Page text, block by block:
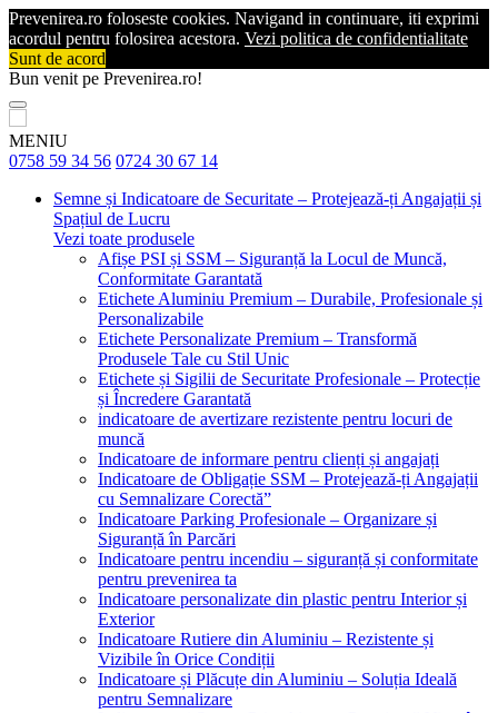
Prevenirea.ro foloseste cookies. Navigand in continuare, iti exprimi
acordul pentru folosirea acestora. Vezi politica de confidentialitate
Sunt de acord
Bun venit pe Prevenirea.ro!
MENIU
0758 59 34 56 0724 30 67 14
Semne și Indicatoare de Securitate – Protejează-ți Angajații și
Spațiul de Lucru
Vezi toate produsele
Afișe PSI și SSM – Siguranță la Locul de Muncă,
Conformitate Garantată
Etichete Aluminiu Premium – Durabile, Profesionale și
Personalizabile
Etichete Personalizate Premium – Transformă
Produsele Tale cu Stil Unic
Etichete și Sigilii de Securitate Profesionale – Protecție
și Încredere Garantată
indicatoare de avertizare rezistente pentru locuri de
muncă
Indicatoare de informare pentru clienți și angajați
Indicatoare de Obligație SSM – Protejează-ți Angajații
cu Semnalizare Corectă”
Indicatoare Parking Profesionale – Organizare și
Siguranță în Parcări
Indicatoare pentru incendiu – siguranță și conformitate
pentru prevenirea ta
Indicatoare personalizate din plastic pentru Interior și
Exterior
Indicatoare Rutiere din Aluminiu – Rezistente și
Vizibile în Orice Condiții
Indicatoare și Plăcuțe din Aluminiu – Soluția Ideală
pentru Semnalizare